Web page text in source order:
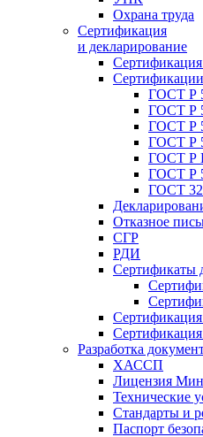
Охрана труда
Сертификация
и декларирование
ГОСТ Р
ГОСТ Р
ГОСТ Р
ГОСТ Р
ГОСТ Р
ГОСТ Р
ГОСТ
Отказное
СГР
РДИ
Сертификаты
Разработка
ХАССП
Лицензия
Технические
Стандарты и
Паспорт